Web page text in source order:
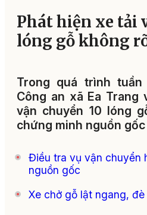
Phát hiện xe tải
lóng gỗ không
Trong quá trình
Công an xã Ea
vận chuyển 10 lóng
chứng minh nguồn
Điều tra vụ vận chuyển
nguồn gốc
Xe chở gỗ lật ngang,